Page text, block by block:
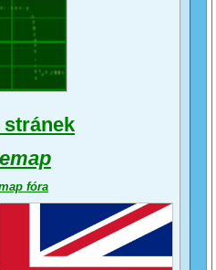
stránek
fóra